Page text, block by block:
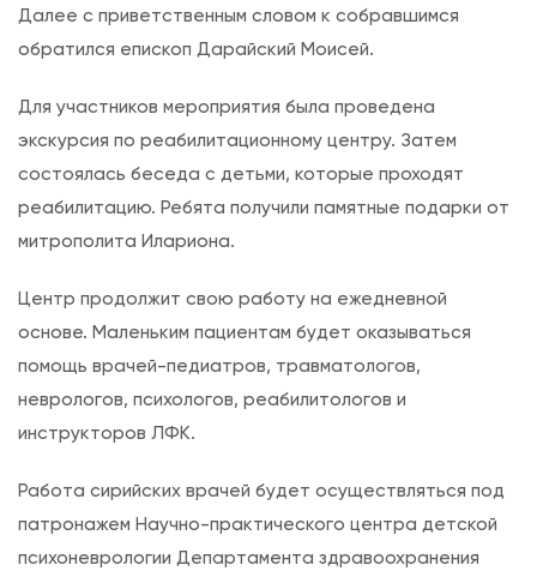
Далее с приветственным словом к собравшимся
обратился епископ Дарайский Моисей.
Для участников мероприятия была проведена
экскурсия по реабилитационному центру. Затем
состоялась беседа с детьми, которые проходят
реабилитацию. Ребята получили памятные подарки от
митрополита Илариона.
Центр продолжит свою работу на ежедневной
основе. Маленьким пациентам будет оказываться
помощь врачей-педиатров, травматологов,
неврологов, психологов, реабилитологов и
инструкторов ЛФК.
Работа сирийских врачей будет осуществляться под
патронажем Научно-практического центра детской
психоневрологии Департамента здравоохранения